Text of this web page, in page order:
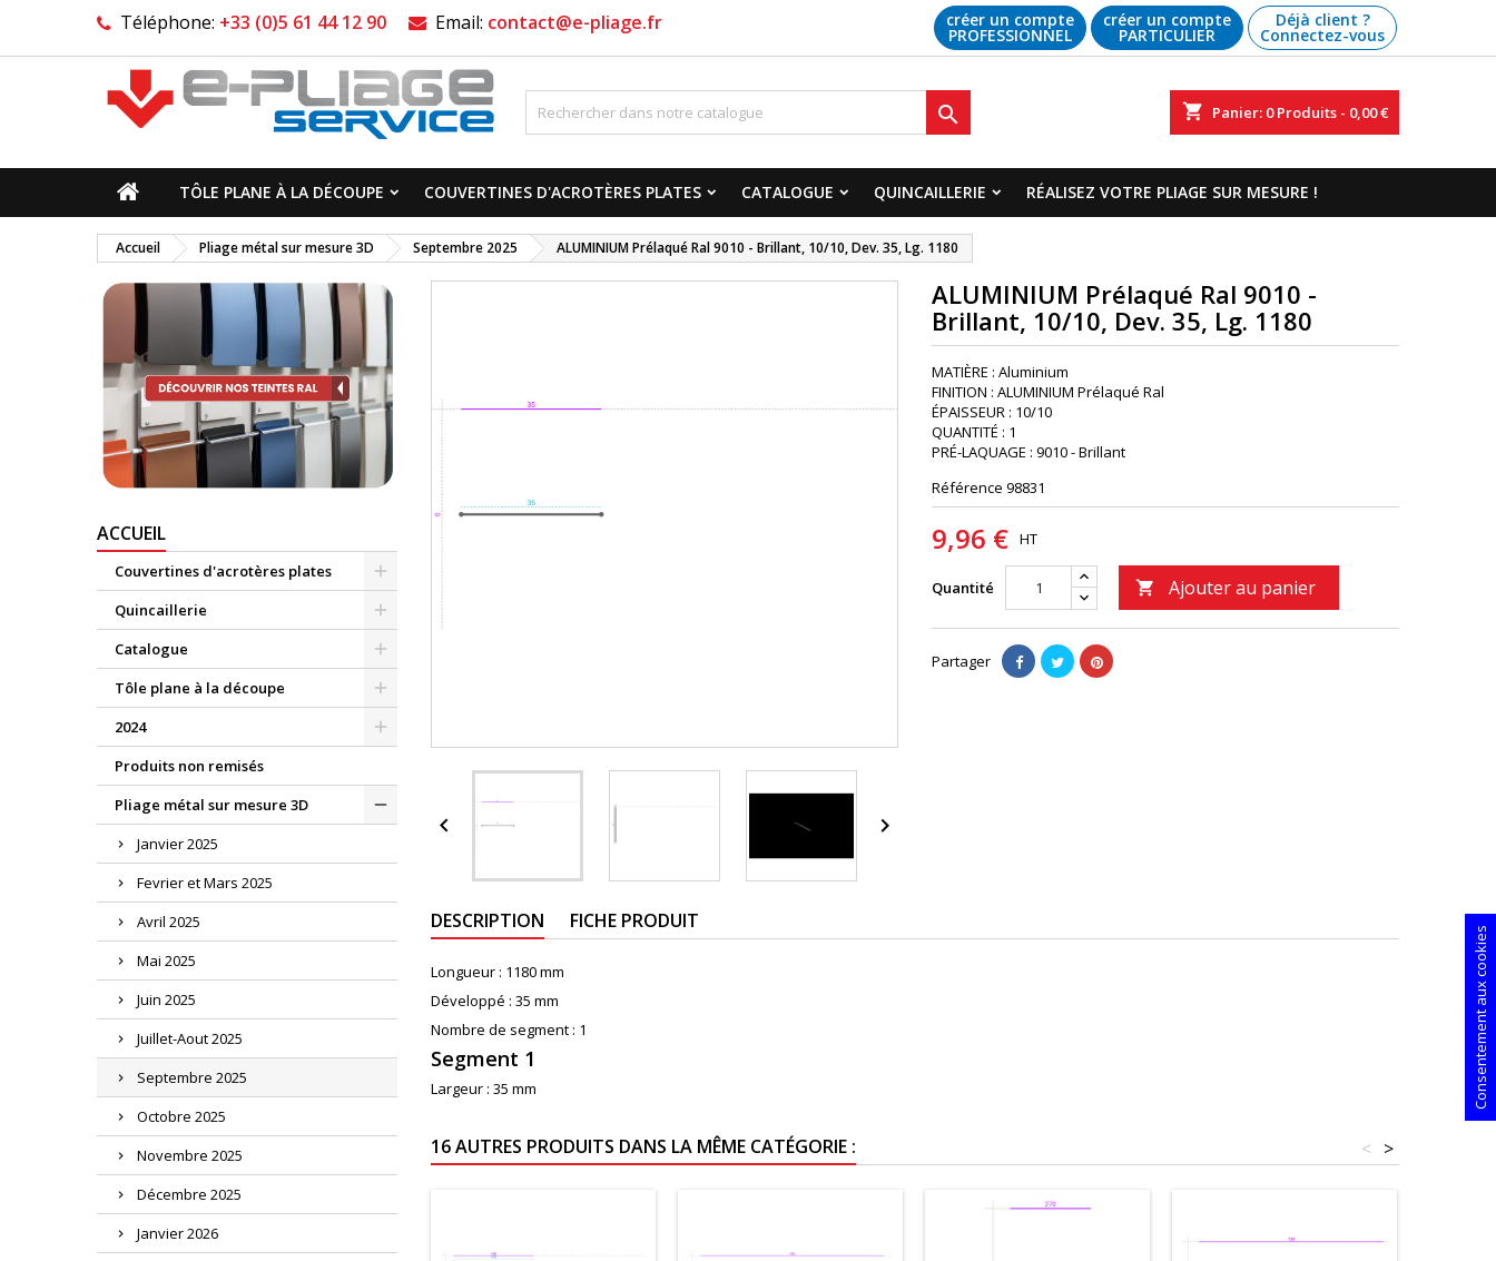
Téléphone: +33 (0)5 61 44 12 90 Email: contact@e-pliage.fr Déjà client ?
Connectez-vous
créer un compte
PARTICULIER
créer un compte
PROFESSIONNEL
shopping_cart Panier: 0Produits - 0,00 €

TÔLE PLANE À LA DÉCOUPE COUVERTINES D'ACROTÈRES PLATES CATALOGUE QUINCAILLERIE RÉALISEZ VOTRE PLIAGE SUR MESURE !
Accueil Pliage métal sur mesure 3D Septembre 2025 ALUMINIUM Prélaqué Ral 9010 - Brillant, 10/10, Dev. 35, Lg. 1180
ACCUEIL
Couvertines d'acrotères plates
Quincaillerie
Catalogue
Tôle plane à la découpe
2024
Produits non remisés
Pliage métal sur mesure 3D
Janvier 2025
Fevrier et Mars 2025
Avril 2025
Mai 2025
Juin 2025
Juillet-Aout 2025
Septembre 2025
Octobre 2025
Novembre 2025
Décembre 2025
Janvier 2026
 
ALUMINIUM Prélaqué Ral 9010 -
Brillant, 10/10, Dev. 35, Lg. 1180
MATIÈRE : Aluminium
FINITION : ALUMINIUM Prélaqué Ral
ÉPAISSEUR : 10/10
QUANTITÉ : 1
PRÉ-LAQUAGE : 9010 - Brillant
Référence 98831
9,96 € HT
Quantité  Ajouter au panier
Partager
DESCRIPTION FICHE PRODUIT
Longueur : 1180 mm
Développé : 35 mm
Nombre de segment : 1
Segment 1
Largeur : 35 mm
16 AUTRES PRODUITS DANS LA MÊME CATÉGORIE : >
<
Consentement aux cookies